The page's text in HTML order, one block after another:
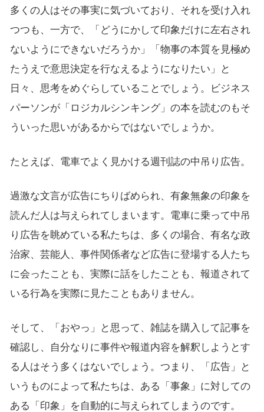
多くの人はその事実に気づいており、それを受け入れ
つつも、一方で、「どうにかして印象だけに左右され
ないようにできないだろうか」「物事の本質を見極め
たうえで意思決定を行なえるようになりたい」と
日々、思考をめぐらしていることでしょう。ビジネス
パーソンが「ロジカルシンキング」の本を読むのもそ
ういった思いがあるからではないでしょうか。
たとえば、電車でよく見かける週刊誌の中吊り広告。
過激な文言が広告にちりばめられ、有象無象の印象を
読んだ人は与えられてしまいます。電車に乗って中吊
り広告を眺めている私たちは、多くの場合、有名な政
治家、芸能人、事件関係者など広告に登場する人たち
に会ったことも、実際に話をしたことも、報道されて
いる行為を実際に見たこともありません。
そして、「おやっ」と思って、雑誌を購入して記事を
確認し、自分なりに事件や報道内容を解釈しようとす
る人はそう多くはないでしょう。つまり、「広告」と
いうものによって私たちは、ある「事象」に対しての
ある「印象」を自動的に与えられてしまうのです。